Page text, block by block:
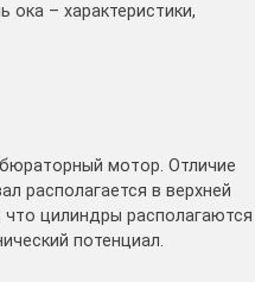
ока – характеристики,
мотор. Отличие
располагается в верхней
цилиндры располагаются
потенциал.